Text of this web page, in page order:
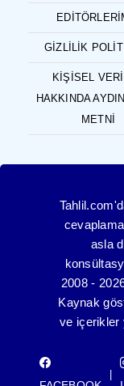
GIZLILIK
KIŞISEL
HAKKINDA
METNI
asla
2008 -
Kaynak
ve içerikler
|